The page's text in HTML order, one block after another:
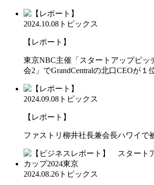
2024.10.08 トピックス
【レポート】
東京NBC主催「スタートアップピッ
会2」でGrandCentralの北口CEOが１
2024.09.08 トピックス
【レポート】
ファストリ柳井社長兼会長ハワイで
2024.08.26 トピックス